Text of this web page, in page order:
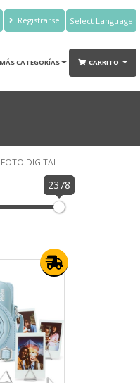
Registrarse
Translate
MÁS CATEGORÍAS CARRITO
FOTO DIGITAL
2378